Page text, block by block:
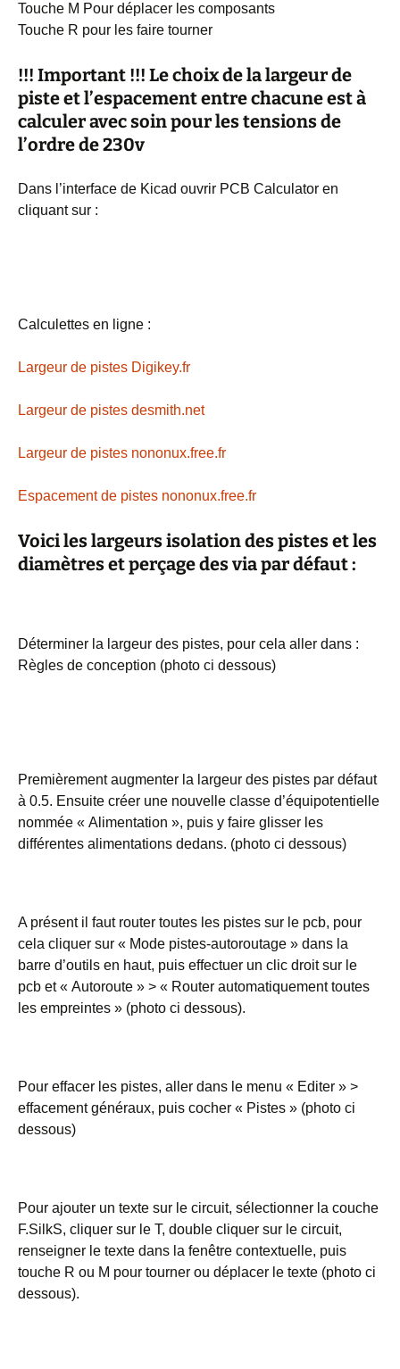
Touche M Pour déplacer les composants
Touche R pour les faire tourner
!!! Important !!! Le choix de la largeur de
piste et l’espacement entre chacune est à
calculer avec soin pour les tensions de
l’ordre de 230v
Dans l’interface de Kicad ouvrir PCB Calculator en
cliquant sur :
Calculettes en ligne :
Largeur de pistes Digikey.fr
Largeur de pistes desmith.net
Largeur de pistes nononux.free.fr
Espacement de pistes nononux.free.fr
Voici les largeurs isolation des pistes et les
diamètres et perçage des via par défaut :
Déterminer la largeur des pistes, pour cela aller dans :
Règles de conception (photo ci dessous)
Premièrement augmenter la largeur des pistes par défaut
à 0.5. Ensuite créer une nouvelle classe d’équipotentielle
nommée « Alimentation », puis y faire glisser les
différentes alimentations dedans. (photo ci dessous)
A présent il faut router toutes les pistes sur le pcb, pour
cela cliquer sur « Mode pistes-autoroutage » dans la
barre d’outils en haut, puis effectuer un clic droit sur le
pcb et « Autoroute » > « Router automatiquement toutes
les empreintes » (photo ci dessous).
Pour effacer les pistes, aller dans le menu « Editer » >
effacement généraux, puis cocher « Pistes » (photo ci
dessous)
Pour ajouter un texte sur le circuit, sélectionner la couche
F.SilkS, cliquer sur le T, double cliquer sur le circuit,
renseigner le texte dans la fenêtre contextuelle, puis
touche R ou M pour tourner ou déplacer le texte (photo ci
dessous).